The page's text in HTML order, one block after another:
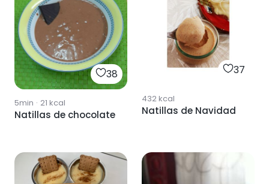
38
5min · 21 kcal
Natillas de chocolate
37
432kcal
Natillas de Navidad